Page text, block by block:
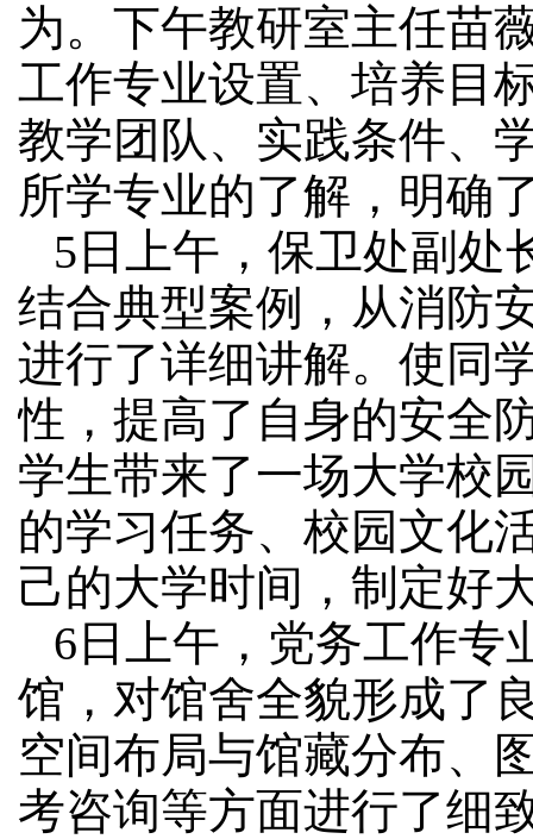
为。下午教研室主任苗
工作专业设置、培养目
教学团队、实践条件、
所学专业的了解，明确
5日上午，保卫处副处
结合典型案例，从消防
进行了详细讲解。 使同
性，提高了自身的安全
学生带来了一场大学校
的学习任务、校园文化
己的大学时间，制定好
6日上午，党务工作专
馆，对馆舍全貌形成了
空间布局与馆藏分布、
考咨询等方面进行了细